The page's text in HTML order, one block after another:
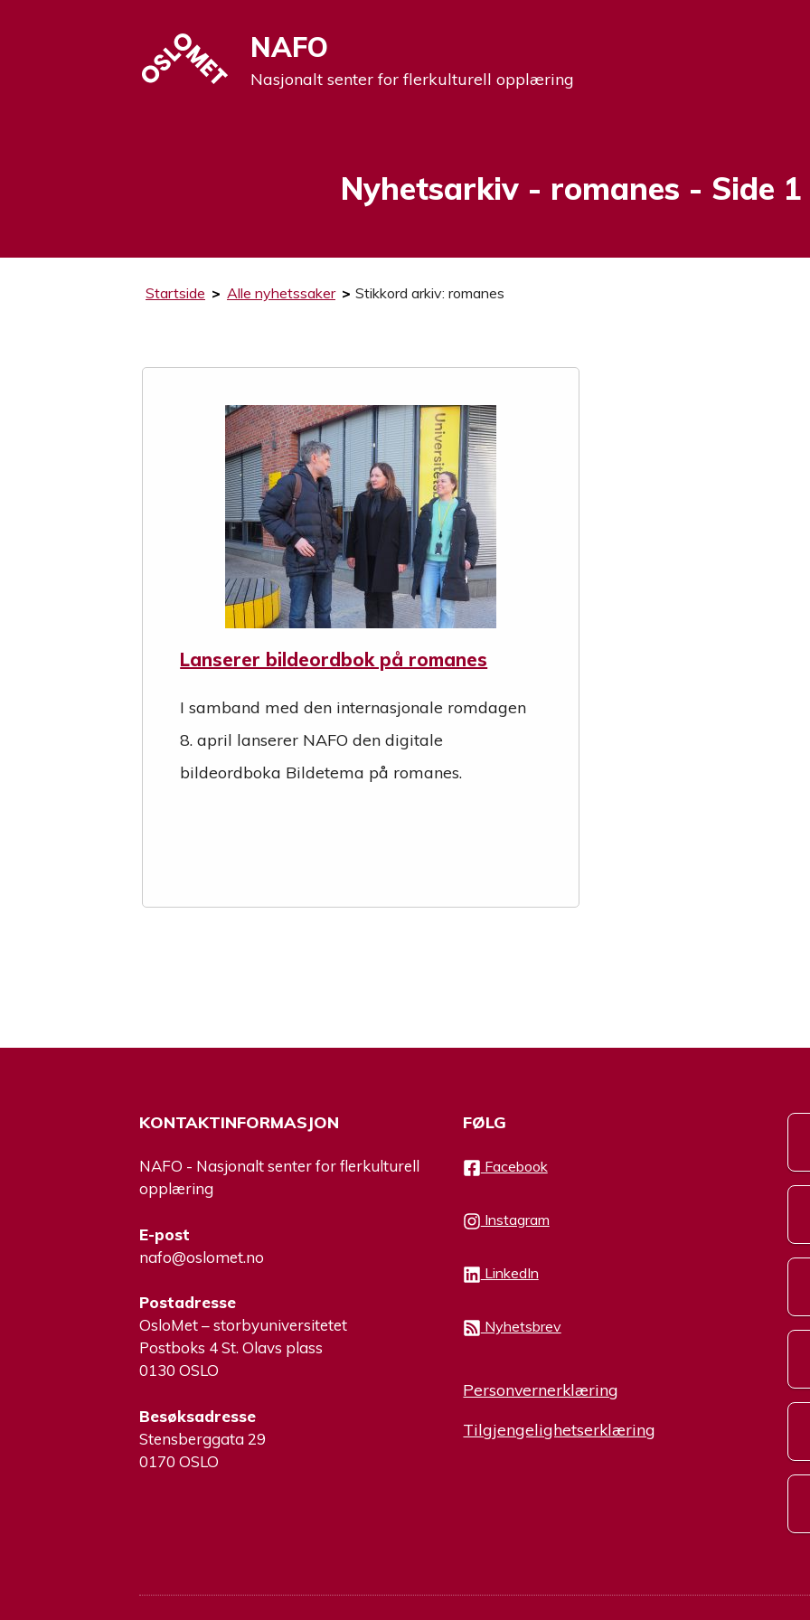
NAFO
Nasjonalt senter for flerkulturell opplæring
Nyhetsarkiv - Stikkord:
romanes - Side
Startside > Alle nyhetssaker > Stikkord arkiv: romanes
Lanserer bildeordbok på romanes
I samband med den internasjonale romdagen
8. april lanserer NAFO den digitale
bildeordboka Bildetema på romanes.
KONTAKTINFORMASJON
NAFO - Nasjonalt senter for flerkulturell
opplæring
E-post
nafo@oslomet.no
Postadresse
OsloMet – storbyuniversitetet
Postboks 4 St. Olavs plass
0130 OSLO
Besøksadresse
Stensberggata 29
0170 OSLO
FØLG
Facebook
Instagram
LinkedIn
Nyhetsbrev
Personvernerklæring
Tilgjengelighetserklæring